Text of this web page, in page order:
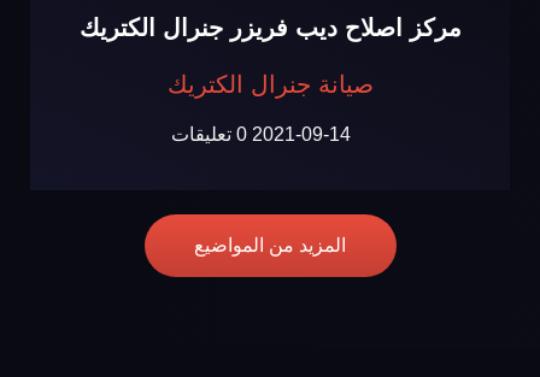
مركز اصلاح ديب فريزر جنرال الكتريك
صيانة جنرال الكتريك
2021-09-14 0 تعليقات
المزيد من المواضيع